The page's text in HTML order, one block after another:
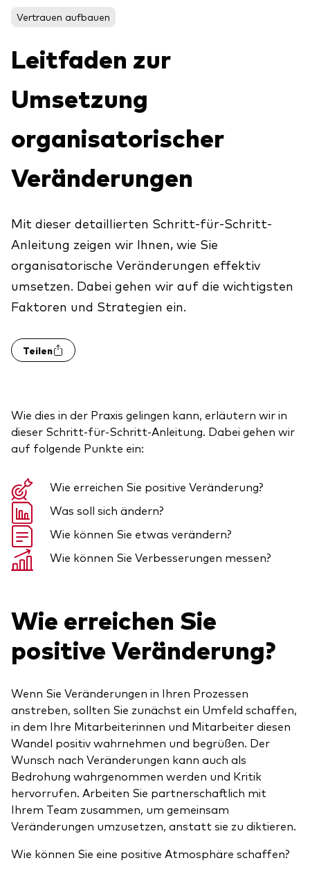
Anleihen
ETFs
Indexfonds
Modellportfolios
Multi-asset
Money market
Investieren mit uns
Benchmark-Anbieter
Fondsdokumente und Richtlinien
Events
Marktausblick 2026
Index-Exposure-Analyse
Säulen
Erfolgreiche Unternehmensführung
Financial Planning
Investment Know how
Marktkommentare
Dokumente, die Vertrauen schaffen
Ressourcen
Marktvolatilität
Research
Anbieterliste
Vanguard Modellportfolios
Über Vanguard
Vertrauen aufbauen
Leitfaden zur
Umsetzung
organisatorischer
Veränderungen
Mit dieser detaillierten Schritt-für-Schritt-
Anleitung zeigen wir Ihnen, wie Sie
organisatorische Veränderungen effektiv
umsetzen. Dabei gehen wir auf die wichtigsten
Faktoren und Strategien ein.
Teilen
Wie dies in der Praxis gelingen kann, erläutern wir in
dieser Schritt-für-Schritt-Anleitung. Dabei gehen wir
auf folgende Punkte ein:
Wie erreichen Sie positive Veränderung?
Was soll sich ändern?
Wie können Sie etwas verändern?
Wie können Sie Verbesserungen messen?
Wie erreichen Sie
positive Veränderung?
Wenn Sie Veränderungen in Ihren Prozessen
anstreben, sollten Sie zunächst ein Umfeld schaffen,
in dem Ihre Mitarbeiterinnen und Mitarbeiter diesen
Wandel positiv wahrnehmen und begrüßen. Der
Wunsch nach Veränderungen kann auch als
Bedrohung wahrgenommen werden und Kritik
hervorrufen. Arbeiten Sie partnerschaftlich mit
Ihrem Team zusammen, um gemeinsam
Veränderungen umzusetzen, anstatt sie zu diktieren.
Wie können Sie eine positive Atmosphäre schaffen?